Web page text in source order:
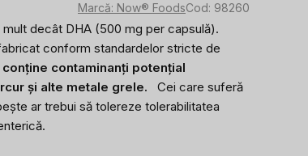
Marcă: Now® FoodsCod: 98260
decât DHA (500 mg per capsulă).
conform standardelor stricte de
conține contaminanți potențial
și alte metale grele.
Cei care suferă
ar trebui să tolereze tolerabilitatea